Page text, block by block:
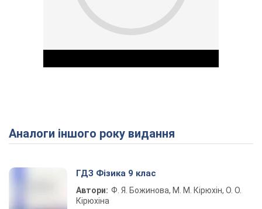
Play Video
Аналоги іншого року видання
ГДЗ Фізика 9 клас
Автори: Ф. Я. Божинова, М. М. Кірюхін, О. О.
Кірюхіна